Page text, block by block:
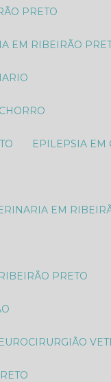
PRETO
EM RIBEIRÃO
EPILEPSIA EM
EM
PRETO
NEUROCIRURGIÃO